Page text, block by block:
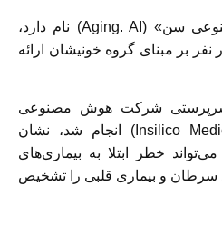
این فرمول که «هوش مصنوعی سن» (Aging. AI) نام دارد،
دقیقی در مورد ۱۳۰هزار نفر بر مبنای گروه خونیشان ارائه
سرپرستی شرکت هوش مصنوعی
«اینسیلیکو مدیسین» (Insilico Medicine) انجام شد، نشان
خطر ابتلا به بیماری‌های
سرطان و بیماری قلبی را تشخیص